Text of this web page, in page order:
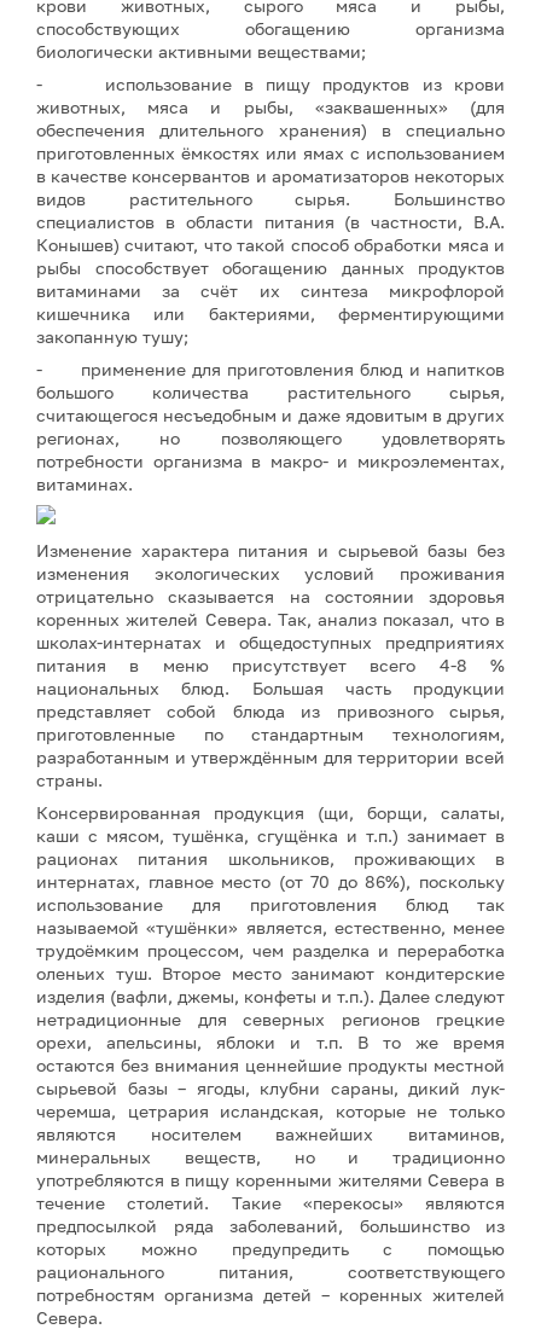
крови животных, сырого мяса и рыбы,
способствующих обогащению организма
биологически активными веществами;
- использование в пищу продуктов из крови
животных, мяса и рыбы, «заквашенных» (для
обеспечения длительного хранения) в специально
приготовленных ёмкостях или ямах с использованием
в качестве консервантов и ароматизаторов некоторых
видов растительного сырья. Большинство
специалистов в области питания (в частности, В.А.
Конышев) считают, что такой способ обработки мяса и
рыбы способствует обогащению данных продуктов
витаминами за счёт их синтеза микрофлорой
кишечника или бактериями, ферментирующими
закопанную тушу;
- применение для приготовления блюд и напитков
большого количества растительного сырья,
считающегося несъедобным и даже ядовитым в других
регионах, но позволяющего удовлетворять
потребности организма в макро- и микроэлементах,
витаминах.
Изменение характера питания и сырьевой базы без
изменения экологических условий проживания
отрицательно сказывается на состоянии здоровья
коренных жителей Севера. Так, анализ показал, что в
школах-интернатах и общедоступных предприятиях
питания в меню присутствует всего 4-8 %
национальных блюд. Большая часть продукции
представляет собой блюда из привозного сырья,
приготовленные по стандартным технологиям,
разработанным и утверждённым для территории всей
страны.
Консервированная продукция (щи, борщи, салаты,
каши с мясом, тушёнка, сгущёнка и т.п.) занимает в
рационах питания школьников, проживающих в
интернатах, главное место (от 70 до 86%), поскольку
использование для приготовления блюд так
называемой «тушёнки» является, естественно, менее
трудоёмким процессом, чем разделка и переработка
оленьих туш. Второе место занимают кондитерские
изделия (вафли, джемы, конфеты и т.п.). Далее следуют
нетрадиционные для северных регионов грецкие
орехи, апельсины, яблоки и т.п. В то же время
остаются без внимания ценнейшие продукты местной
сырьевой базы – ягоды, клубни сараны, дикий лук-
черемша, цетрария исландская, которые не только
являются носителем важнейших витаминов,
минеральных веществ, но и традиционно
употребляются в пищу коренными жителями Севера в
течение столетий. Такие «перекосы» являются
предпосылкой ряда заболеваний, большинство из
которых можно предупредить с помощью
рационального питания, соответствующего
потребностям организма детей – коренных жителей
Севера.